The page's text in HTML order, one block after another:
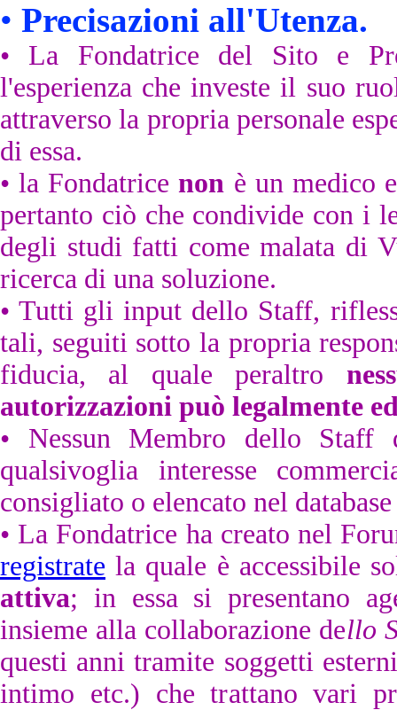
• Precisazioni all'Utenza.
• La Fondatrice del Sito e
l'esperienza che investe il suo
attraverso la propria personale
di essa.
• la Fondatricenon è un medico
pertanto ciò che condivide con i
degli studi fatti come malata di
ricerca di una soluzione.
• Tutti gli input dello Staff,
tali, seguiti sotto la propria
fiducia, al quale peraltro
autorizzazioni può legalmente
• Nessun Membro dello Staff
qualsivoglia interesse
consigliato o elencato nel
• La Fondatrice ha creato nel
registrate la quale è accessibile
attiva; in essa si presentano
insieme alla collaborazione dello
questi anni tramite soggetti
intimo etc.) che trattano vari